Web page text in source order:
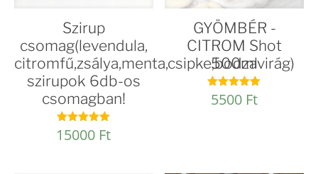
Szirup
csomag(levendula,
citromfű,zsálya,menta,csipke,bodzavirág)
szirupok 6db-os
csomagban!
Értékelés:
5.00
15000 Ft
GYÖMBÉR -
CITROM Shot
500ml
Értékelés:
5.00
5500 Ft